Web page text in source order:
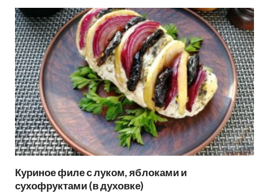
Куриное филе с луком, яблоками и
сухофруктами (в духовке)